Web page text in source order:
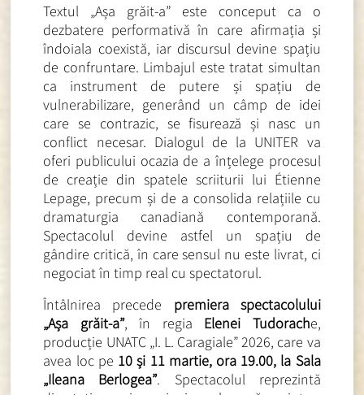
Textul „Așa grăit-a” este conceput ca o
dezbatere performativă în care afirmația și
îndoiala coexistă, iar discursul devine spațiu
de confruntare. Limbajul este tratat simultan
ca instrument de putere și spațiu de
vulnerabilizare, generând un câmp de idei
care se contrazic, se fisurează și nasc un
conflict necesar. Dialogul de la UNITER va
oferi publicului ocazia de a înțelege procesul
de creație din spatele scriiturii lui Étienne
Lepage, precum și de a consolida relațiile cu
dramaturgia canadiană contemporană.
Spectacolul devine astfel un spațiu de
gândire critică, în care sensul nu este livrat, ci
negociat în timp real cu spectatorul.
Întâlnirea precede premiera spectacolului
„Așa grăit-a”, în regia Elenei Tudorache,
producție UNATC „I. L. Caragiale” 2026, care va
avea loc pe 10 și 11 martie, ora 19.00, la Sala
„Ileana Berlogea”. Spectacolul reprezintă